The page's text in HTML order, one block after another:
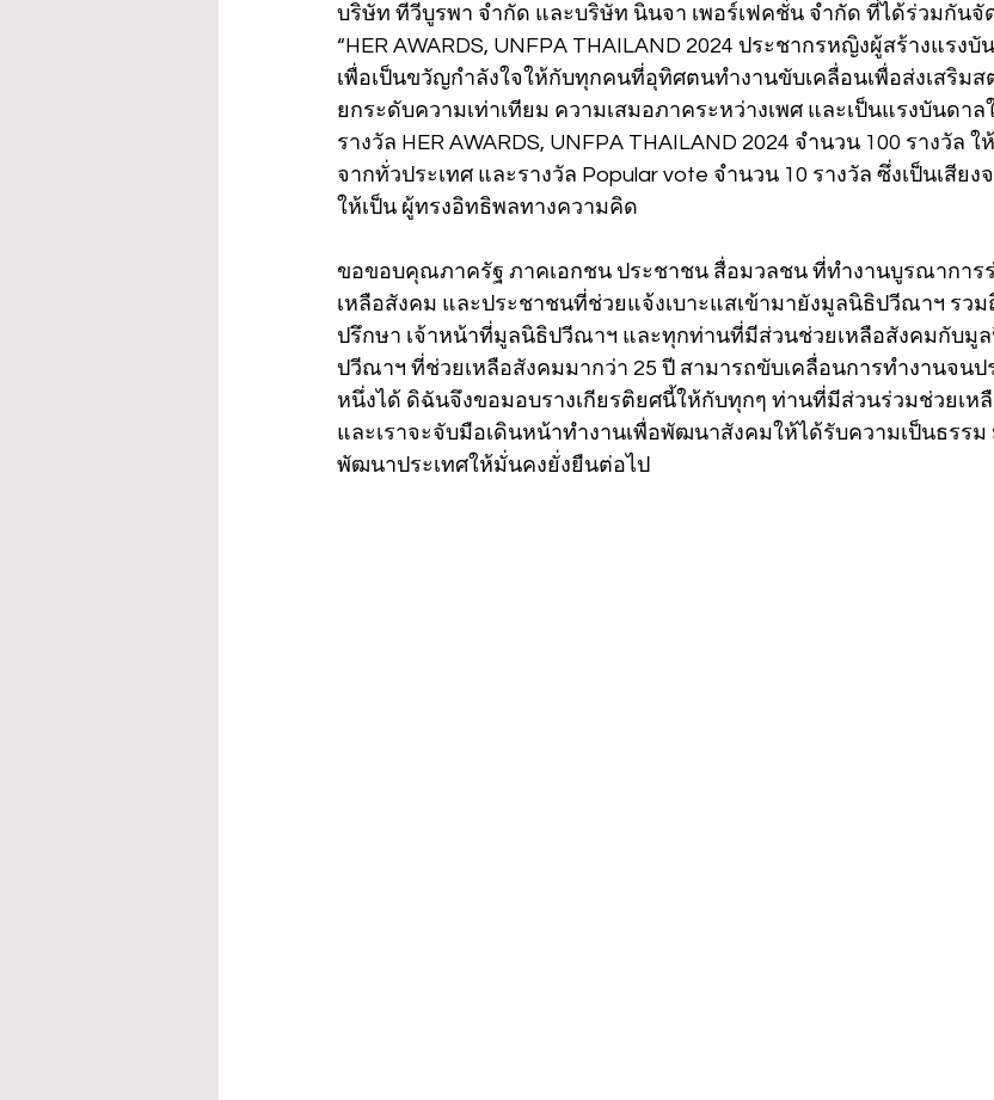
บริษัท ทีวีบูรพา จำกัด และบริษัท นินจา เพอร์เฟคชั่น จำกัด ที่ได้ร่วมกันจั
“HER AWARDS, UNFPA THAILAND 2024 ประชากรหญิงผู้สร้างแรงบั
เพื่อเป็นขวัญกำลังใจให้กับทุกคนที่อุทิศตนทำงานขับเคลื่อนเพื่อส่งเสริม
ยกระดับความเท่าเทียม ความเสมอภาคระหว่างเพศ และเป็นแรงบันดา
รางวัล HER AWARDS, UNFPA THAILAND 2024 จำนวน 100 รางวัล
จากทั่วประเทศ และรางวัล Popular vote จำนวน 10 รางวัล ซึ่งเป็นเสีย
ให้เป็น ผู้ทรงอิทธิพลทางความคิด
ขอขอบคุณภาครัฐ ภาคเอกชน ประชาชน สื่อมวลชน ที่ทำงานบูรณาการ
เหลือสังคม และประชาชนที่ช่วยแจ้งเบาะแสเข้ามายังมูลนิธิปวีณาฯ รว
ปรึกษา เจ้าหน้าที่มูลนิธิปวีณาฯ และทุกท่านที่มีส่วนช่วยเหลือสังคมกับมู
ปวีณาฯ ที่ช่วยเหลือสังคมมากว่า 25 ปี สามารถขับเคลื่อนการทำงานจนป
หนึ่งได้ ดิฉันจึงขอมอบรางเกียรติยศนี้ให้กับทุกๆ ท่านที่มีส่วนร่วมช่วยเ
และเราจะจับมือเดินหน้าทำงานเพื่อพัฒนาสังคมให้ได้รับความเป็นธรรม
พัฒนาประเทศให้มั่นคงยั่งยืนต่อไป